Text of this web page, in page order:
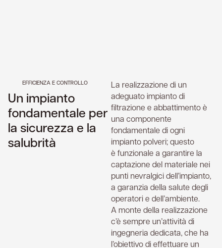
EFFICIENZA E CONTROLLO
Un impianto
fondamentale per
la sicurezza e la
salubrità
La realizzazione di un
adeguato impianto di
filtrazione e abbattimento è
una componente
fondamentale di ogni
impianto polveri; questo
è funzionale a garantire la
captazione del materiale nei
punti nevralgici dell’impianto,
a garanzia della salute degli
operatori e dell’ambiente.
A monte della realizzazione
c’è sempre un’attività di
ingegneria dedicata, che ha
l’obiettivo di effettuare un